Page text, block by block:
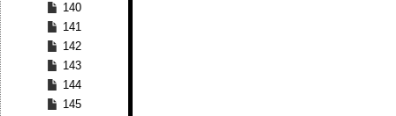
140
141
142
143
144
145